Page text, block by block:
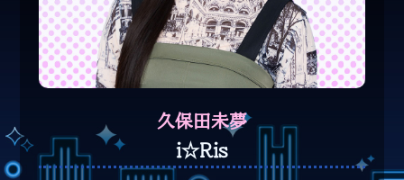
久保田未夢
i☆Ris